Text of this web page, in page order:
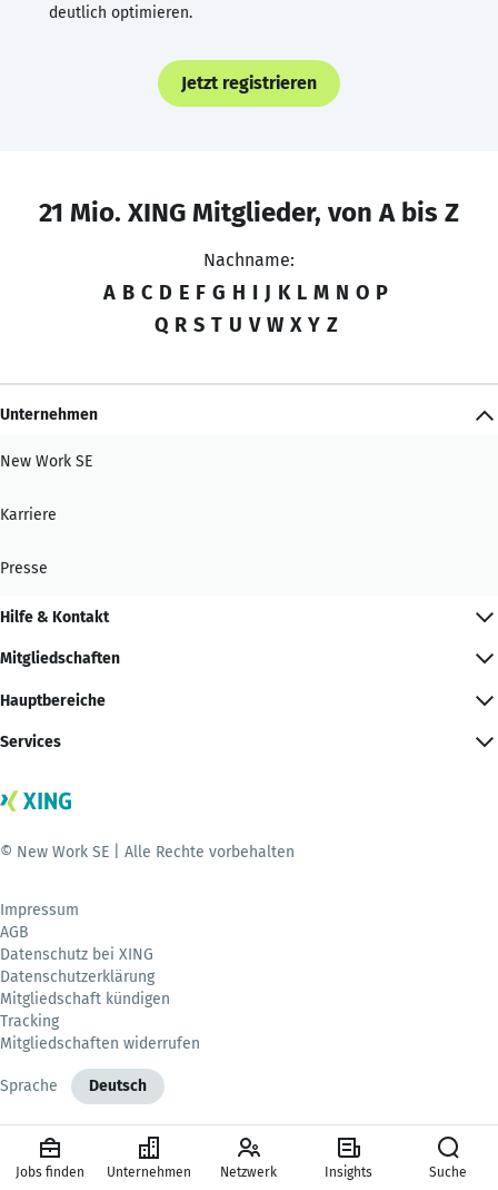
deutlich optimieren.
Jetzt registrieren
21 Mio. XING Mitglieder, von A bis Z
Nachname:
A B C D E F G H I J K L M N O P
Q R S T U V W X Y Z
Unternehmen
New Work SE
Karriere
Presse
Hilfe & Kontakt
Mitgliedschaften
Hauptbereiche
Services
© New Work SE | Alle Rechte vorbehalten
Impressum
AGB
Datenschutz bei XING
Datenschutzerklärung
Mitgliedschaft kündigen
Tracking
Mitgliedschaften widerrufen
Sprache Deutsch
Jobs finden Unternehmen Netzwerk Insights Suche